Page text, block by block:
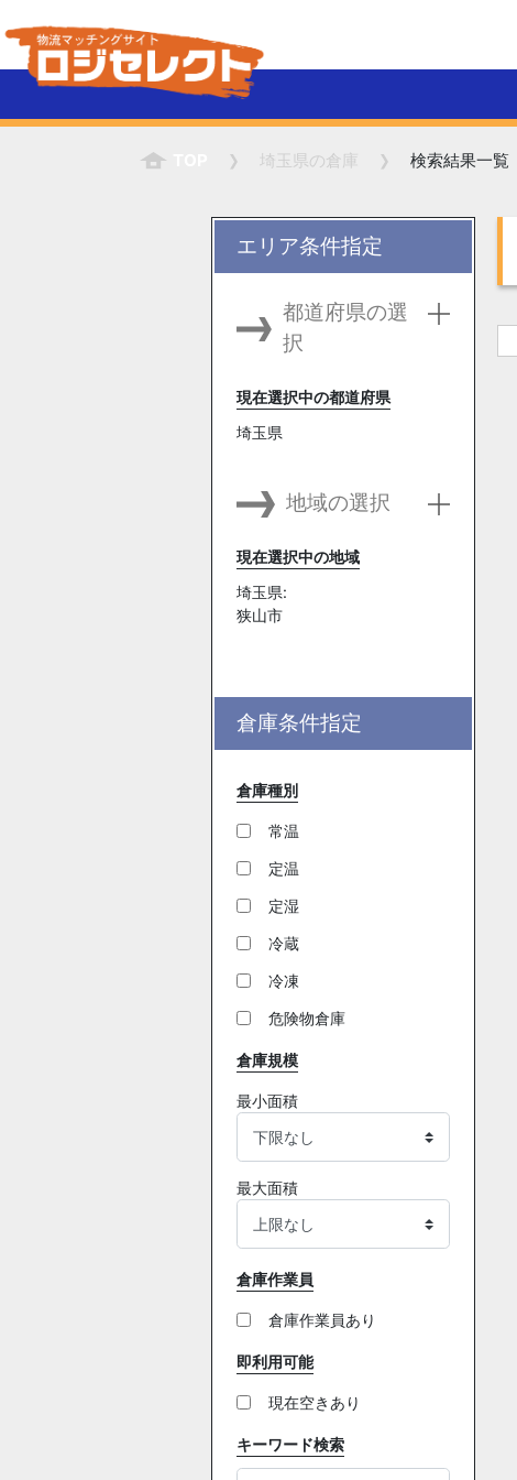
埼玉県の倉庫 検索結果一覧
エリア条件指定
都道府県の選
択
現在選択中の都道府県
埼玉県
地域の選択
現在選択中の地域
埼玉県:
狭山市
倉庫条件指定
倉庫種別
常温
定温
定湿
冷蔵
冷凍
危険物倉庫
倉庫規模
最小面積
最大面積
倉庫作業員
倉庫作業員あり
即利用可能
現在空きあり
キーワード検索